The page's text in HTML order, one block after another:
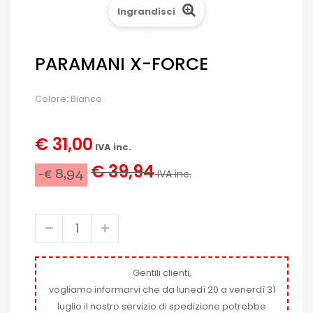
Ingrandisci
PARAMANI X-FORCE
Colore: Bianco
€ 31,00 IVA inc.
-€ 8,94 € 39,94IVA inc.
Gentili clienti,
vogliamo informarvi che da lunedì 20 a venerdì 31
luglio il nostro servizio di spedizione potrebbe